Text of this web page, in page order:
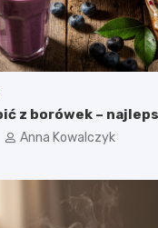
z borówek –
Anna Kowalczyk